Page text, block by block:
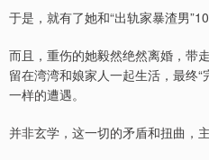
于是，就有了她和“出轨家暴渣男
而且，重伤的她毅然绝然离婚，带
留在湾湾和娘家人一起生活，最终
一样的遭遇。
并非玄学，这一切的矛盾和扭曲，